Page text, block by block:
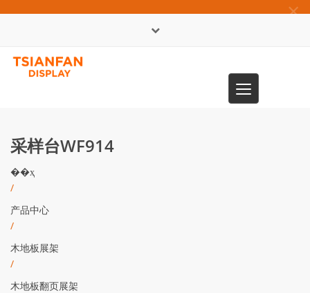
×
Toggle
navigation
采样台WF914
��ҳ
/
产品中心
/
木地板展架
/
木地板翻页展架